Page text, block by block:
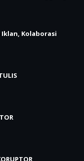
Kolaborasi